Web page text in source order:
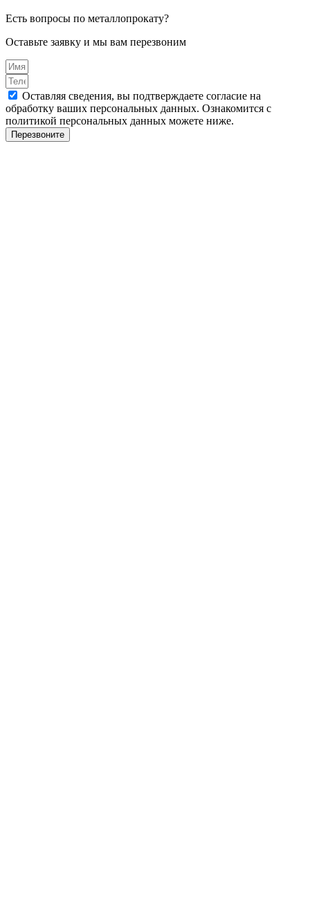
Есть вопросы по металлопрокату?
Оставьте заявку и мы вам перезвоним
Оставляя сведения, вы подтверждаете согласие на
обработку ваших персональных данных. Ознакомится с
политикой персональных данных можете ниже.
Перезвоните